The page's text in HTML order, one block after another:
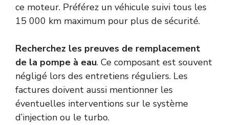
ce moteur. Préférez un véhicule suivi tous les
15 000 km maximum pour plus de sécurité.
Recherchez les preuves de remplacement
de la pompe à eau. Ce composant est souvent
négligé lors des entretiens réguliers. Les
factures doivent aussi mentionner les
éventuelles interventions sur le système
d’injection ou le turbo.